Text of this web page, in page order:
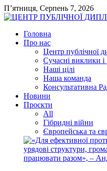
П’ятниця, Серпень 7, 2026
Головна
Про нас
Центр публічної
Сучасні виклики
Наші цілі
Наша команда
Консультативна
Новини
Проєкти
All
Гібридні війни
Європейська та